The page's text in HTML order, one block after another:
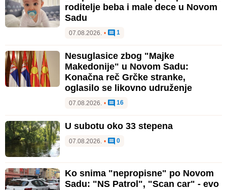
roditelje beba i male dece u Novom
Sadu
07.08.2026. • 1
Nesuglasice zbog "Majke
Makedonije" u Novom Sadu:
Konačna reč Grčke stranke,
oglasilo se likovno udruženje
07.08.2026. • 16
U subotu oko 33 stepena
07.08.2026. • 0
Ko snima "nepropisne" po Novom
Sadu: "NS Patrol", "Scan car" - evo